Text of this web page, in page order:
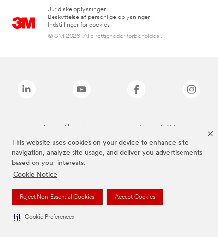
This website uses cookies on your device to enhance site
navigation, analyze site usage, and deliver you advertisements
based on your interests.
Cookie Notice
Reject Non-Essential Cookies Accept Cookies
Cookie Preferences
Juridiske oplysninger
Beskyttelse af personlige oplysninger
Indstillinger for cookies
© 3M 2026. Alle rettigheder forbeholdes...
De ovenstående brands er varemærker tilhørende 3M.